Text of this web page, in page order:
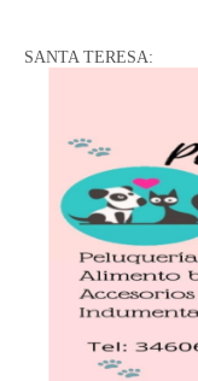
SANTA TERESA: